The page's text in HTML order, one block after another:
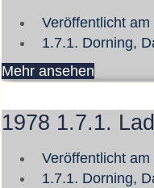
Veröffentlicht am
1.7.1. Dorning,
Mehr ansehen
1978 1.7.1.
Veröffentlicht am
1.7.1. Dorning,